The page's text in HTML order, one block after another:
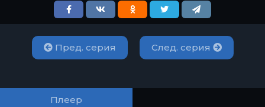
Пред. серия След. серия
Плеер